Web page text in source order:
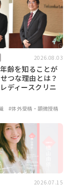
2026.08.03
齢を知ることが
つな理由とは？
ディースクリニ
#体外受精・顕微授精
2026.07.15